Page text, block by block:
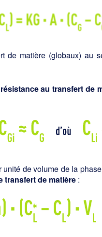
de matière (globaux) au
au transfert de
de volume de la
transfert de matière :